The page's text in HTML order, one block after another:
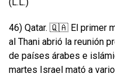
46) Qatar. 🇶🇦 El primer
al Thani abrió la reunión
de países árabes e
martes Israel mató a